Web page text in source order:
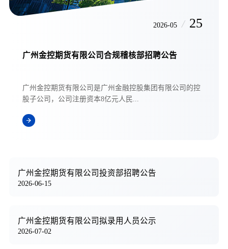
2026-05 / 25
广州金控期货有限公司合规稽核部招聘公告
广州金控期货有限公司是广州金融控股集团有限公司的控
股子公司，公司注册资本8亿元人民...
广州金控期货有限公司投资部招聘公告
2026-06-15
广州金控期货有限公司拟录用人员公示
2026-07-02